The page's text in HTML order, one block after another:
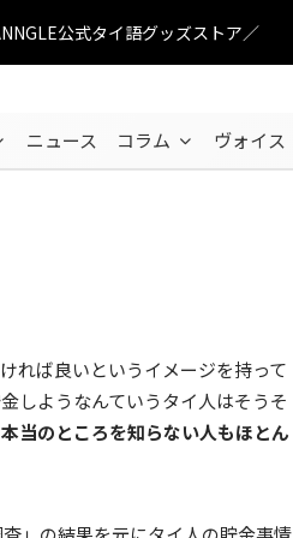
公式タイ語グッズストア／
ニュース コラム ヴォイス
れば良いというイメージを持って
しようなんていうタイ人はそうそ
当のところを知らない人もほとん